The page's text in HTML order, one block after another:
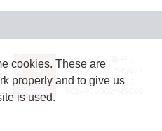
JASRAC許諾番号：
9024936001Y45037
JASRAC許諾番号：
cookies. These are
properly and to give us
is used.